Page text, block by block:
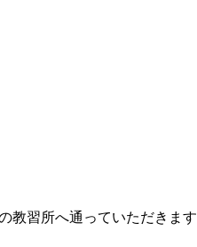
教習所へ通っていただきます